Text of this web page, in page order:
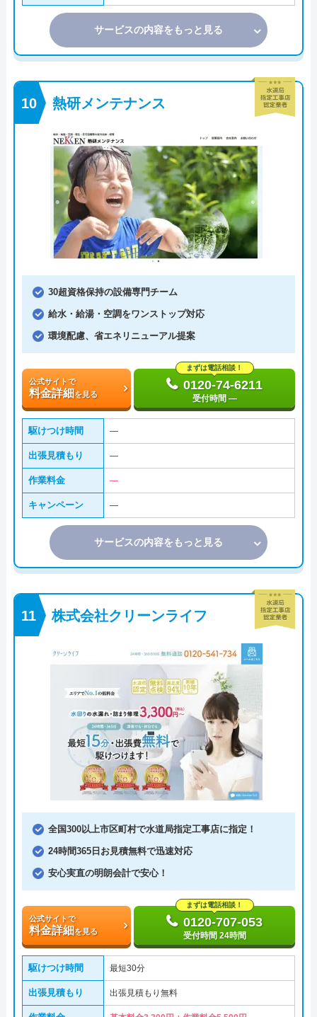
サービスの内容をもっと見る
熱研メンテナンス
30超資格保持の設備専門チーム
給水・給湯・空調をワンストップ対応
環境配慮、省エネリニューアル提案
公式サイトで
料金詳細を見る
まずは電話相談！
0120-74-6211
受付時間 ―
駆けつけ時間 ―
出張見積もり ―
作業料金 ―
キャンペーン ―
サービスの内容をもっと見る
株式会社クリーンライフ
全国300以上市区町村で水道局指定工事店に指定！
24時間365日お見積無料で迅速対応
安心実直の明朗会計で安心！
公式サイトで
料金詳細を見る
まずは電話相談！
0120-707-053
受付時間 24時間
駆けつけ時間 最短30分
出張見積もり 出張見積もり無料